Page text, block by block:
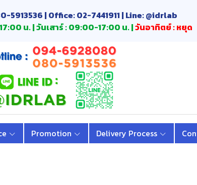
| Office: 02-7441911 | Line: @idrlab
น. | วันเสาร์ : 09:00-17:00 น. |วันอาทิตย์ : หยุด
Promotion Delivery Process